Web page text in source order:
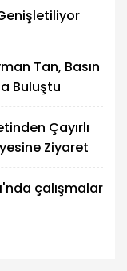
Tan, Basın
Buluştu
Çayırlı
Ziyaret
çalışmalar